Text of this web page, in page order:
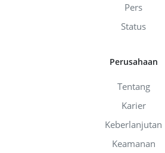
Pers
Status
Perusahaan
Tentang
Karier
Keberlanjutan
Keamanan